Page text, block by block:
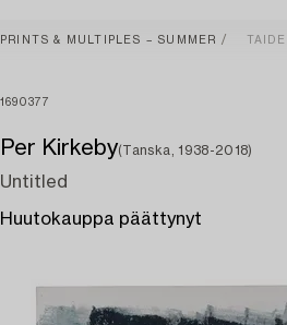
PRINTS & MULTIPLES – SUMMER TAIDE
1690377
Per Kirkeby(Tanska, 1938-2018)
Untitled
Huutokauppa päättynyt